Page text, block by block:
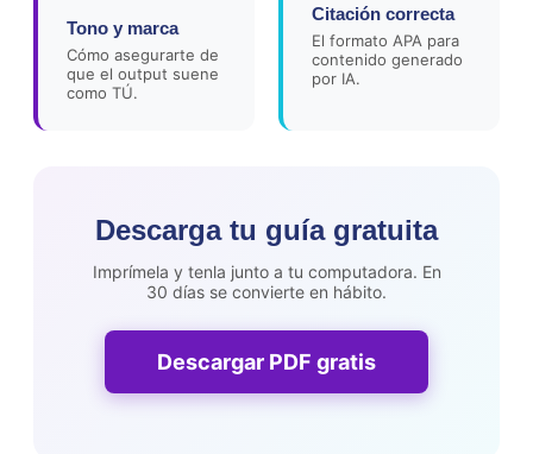
Tono y marca
Cómo asegurarte de
que el output suene
como TÚ.
Citación correcta
El formato APA para
contenido generado
por IA.
Descarga tu guía gratuita
Imprímela y tenla junto a tu computadora. En
30 días se convierte en hábito.
Descargar PDF gratis